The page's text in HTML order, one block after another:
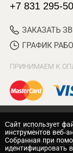
+7 831 295-
ЗАКАЗАТЬ
ГРАФИК
ПРИНИМАЕМ К
© 2017 Магазин
Нижний
Cайт использует
инструментов веб-
Собранная при
идентифицировать